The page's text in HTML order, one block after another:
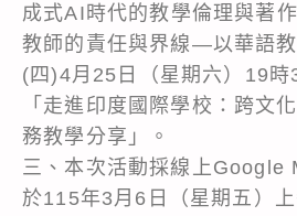
成式AI時代的教學倫理與著
教師的責任與界線—以華語教
(四)4月25日（星期六）19時
「走進印度國際學校：跨文
務教學分享」。
三、本次活動採線上Google
於115年3月6日（星期五）